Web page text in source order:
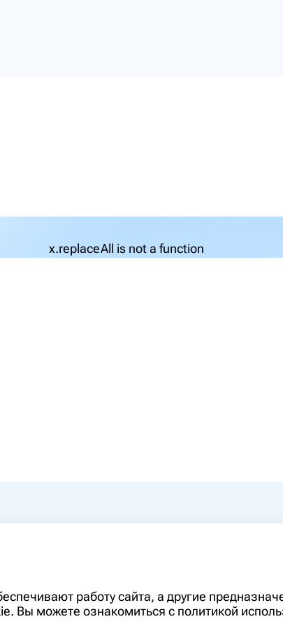
x.replaceAll is not a function
Информация, представленная на
диагностики и лечения и не может
необходимо ознакомиться с
работу сайта, а другие
Вы можете ознакомиться с политикой